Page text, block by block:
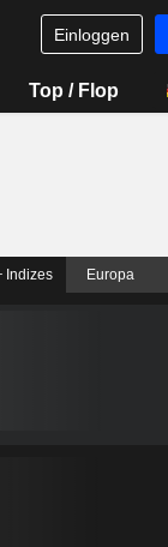
Einloggen
Top / Flop
Indizes Europa